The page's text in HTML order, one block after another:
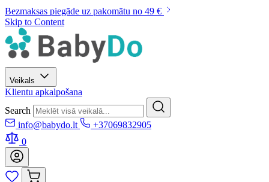
Bezmaksas piegāde uz pakomātu no 49 €
Skip to Content
Veikals
Klientu apkalpošana
Search
info@babydo.lt
+37069832905
0